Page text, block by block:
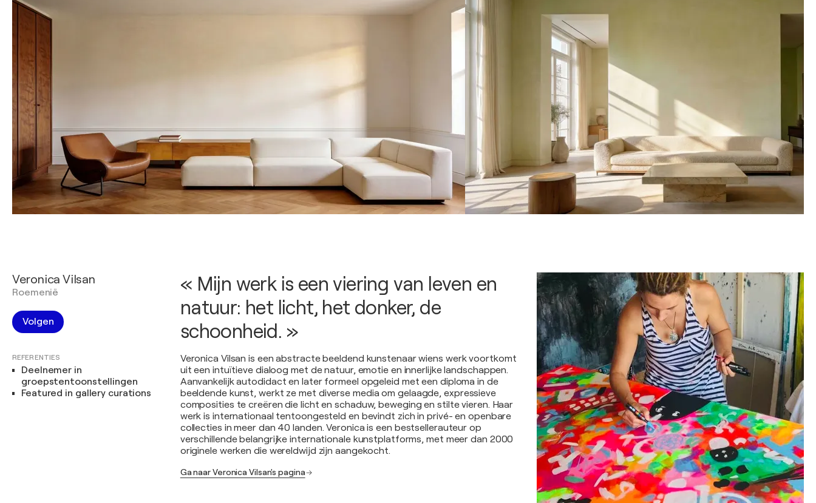
Veronica Vilsan
Roemenië
Volgen
REFERENTIES
Deelnemer in
groepstentoonstellingen
Featured in gallery curations
« Mijn werk is een viering van leven en
natuur: het licht, het donker, de
schoonheid. »
Veronica Vilsan is een abstracte beeldend kunstenaar wiens werk voortkomt
uit een intuïtieve dialoog met de natuur, emotie en innerlijke landschappen.
Aanvankelijk autodidact en later formeel opgeleid met een diploma in de
beeldende kunst, werkt ze met diverse media om gelaagde, expressieve
composities te creëren die licht en schaduw, beweging en stilte vieren. Haar
werk is internationaal tentoongesteld en bevindt zich in privé- en openbare
collecties in meer dan 40 landen. Veronica is een bestsellerauteur op
verschillende belangrijke internationale kunstplatforms, met meer dan 2000
originele werken die wereldwijd zijn aangekocht.
Ga naar Veronica Vilsan's pagina